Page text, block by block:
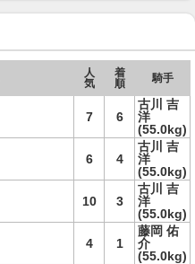
人
気
着
順
騎手
7 6
古川 吉
洋
(55.0kg)
6 4
古川 吉
洋
(55.0kg)
10 3
古川 吉
洋
(55.0kg)
4 1
藤岡 佑
介
(55.0kg)